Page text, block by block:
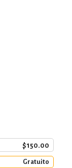
$150.00
Gratuito